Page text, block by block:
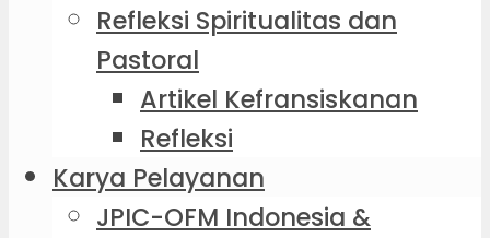
Refleksi Spiritualitas dan
Pastoral
Artikel Kefransiskanan
Refleksi
Karya Pelayanan
JPIC-OFM Indonesia &